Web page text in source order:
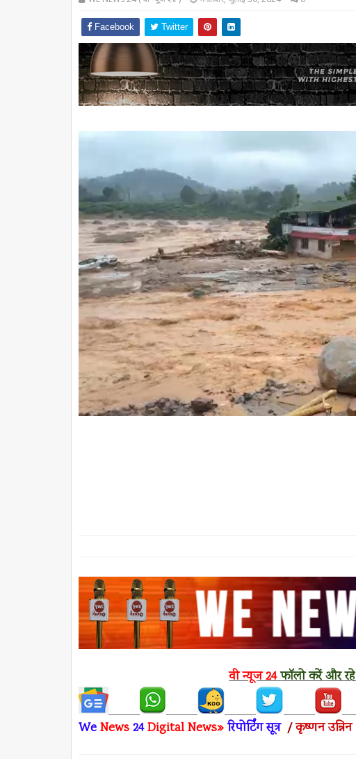
Facebook Twitter
वी न्यूज24फॉलो करेंऔर रहे
WeNews24Digital News»रिपोर्टिंग सूत्र /कृष्णन उन्निन